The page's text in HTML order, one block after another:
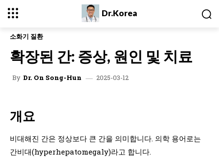
Dr.Korea
소화기 질환
확장된 간: 증상, 원인 및 치료
By Dr. On Song-Hun 2025-03-12
개요
비대해진 간은 정상보다 큰 간을 의미합니다. 의학 용어로는
간비대(hyperhepatomegaly)라고 합니다.